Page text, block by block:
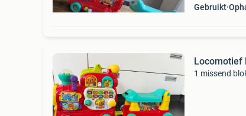
Gebruikt
Locomotief
1 missend